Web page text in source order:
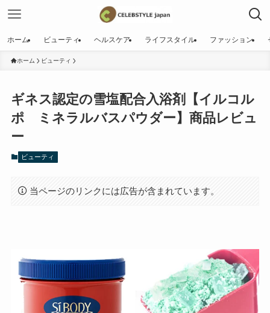
ホーム ビューティ ヘルスケア ライフスタイル ファッション
ホーム ビューティ
ギネス認定の雪塩配合入浴剤【イルコル
ポ ミネラルバスパウダー】商品レビュ
ー
ビューティ
当ページのリンクには広告が含まれています。